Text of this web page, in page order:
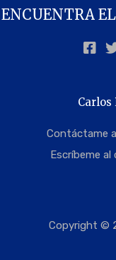
ENCUENTRA
Carlos
Contáctame
Escríbeme al
Copyright ©